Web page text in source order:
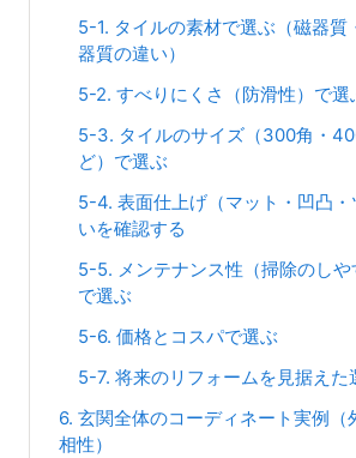
5-1. タイルの素材で選ぶ（磁器質
器質の違い）
5-2. すべりにくさ（防滑性）で選
5-3. タイルのサイズ（300角・
ど）で選ぶ
5-4. 表面仕上げ（マット・凹凸・
いを確認する
5-5. メンテナンス性（掃除のしや
で選ぶ
5-6. 価格とコスパで選ぶ
5-7. 将来のリフォームを見据えた
6. 玄関全体のコーディネート実例（
相性）